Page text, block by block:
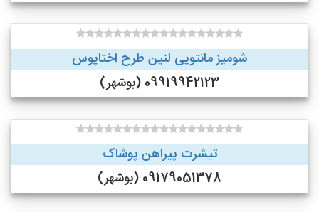
شومیز مانتویی لنین طرح اختاپوس
09919942123 (بوشهر)
تیشرت پیراهن پوشاک
09179051378 (بوشهر)